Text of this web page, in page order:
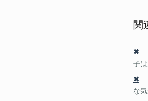
関
✖
子
✖
な